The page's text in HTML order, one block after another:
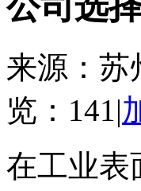
来源：苏
览： 141|
在工业表